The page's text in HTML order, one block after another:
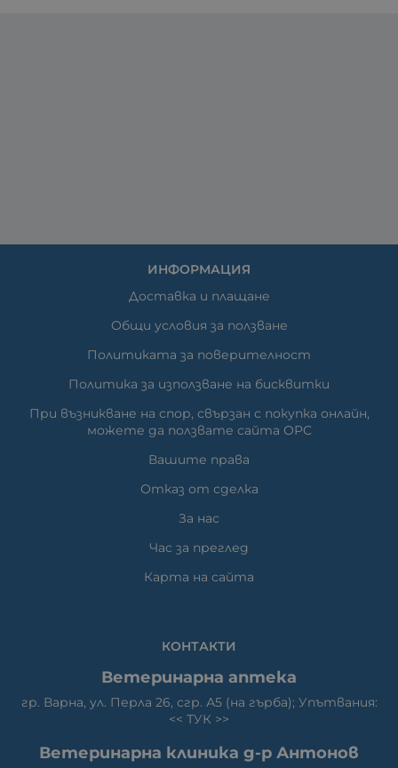
ИНФОРМАЦИЯ
Доставка и плащане
Общи условия за ползване
Политиката за поверителност
Политика за използване на бисквитки
При възникване на спор, свързан с покупка онлайн,
можете да ползвате сайта ОРС
Вашите права
Отказ от сделка
За нас
Час за преглед
Карта на сайта
КОНТАКТИ
Ветеринарна аптека
гр. Варна, ул. Перла 26, сгр. А5 (на гърба); Упътвания:
<< ТУК >>
Ветеринарна клиника д-р Антонов